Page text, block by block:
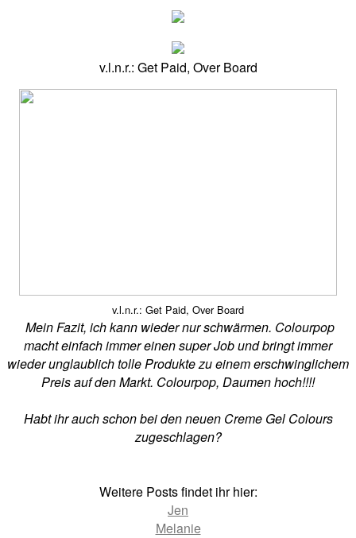
v.l.n.r.: Get Paid, Over Board
v.l.n.r.: Get Paid, Over Board
Mein Fazit, ich kann wieder nur schwärmen. Colourpop
macht einfach immer einen super Job und bringt immer
wieder unglaublich tolle Produkte zu einem erschwinglichem
Preis auf den Markt. Colourpop, Daumen hoch!!!!
Habt ihr auch schon bei den neuen Creme Gel Colours
zugeschlagen?
Weitere Posts findet ihr hier:
Jen
Melanie